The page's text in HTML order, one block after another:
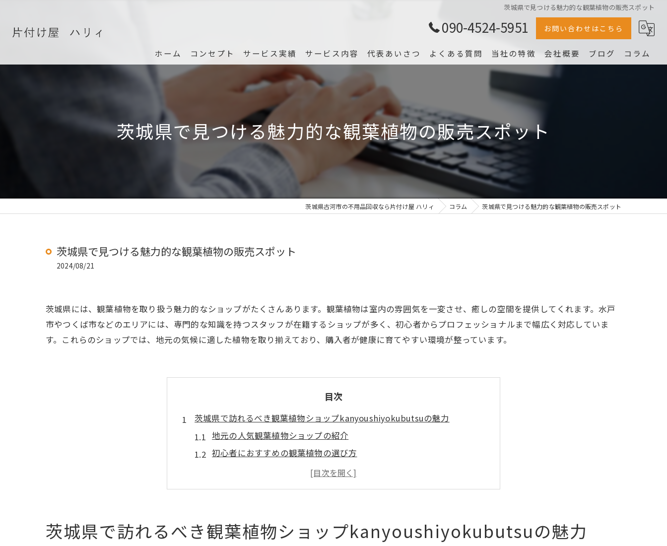
茨城県で見つける魅力的な観葉植物の販売スポット
090-4524-5951 お問い合わせはこちら
ホーム コンセプト サービス実績 サービス内容 代表あいさつ よくある質問 当社の特徴
家具
片付け
洗濯機
会社概要 ブログ コラム
茨城県で見つける魅力的な観葉植物の販売スポット
茨城県古河市の不用品回収なら片付け屋 ハリィ コラム 茨城県で見つける魅力的な観葉植物の販売スポット
茨城県で見つける魅力的な観葉植物の販売スポット
2024/08/21
茨城県には、観葉植物を取り扱う魅力的なショップがたくさんあります。観葉植物は室内の雰囲気を一変させ、癒しの空間を提供してくれます。水戸
市やつくば市などのエリアには、専門的な知識を持つスタッフが在籍するショップが多く、初心者からプロフェッショナルまで幅広く対応していま
す。これらのショップでは、地元の気候に適した植物を取り揃えており、購入者が健康に育てやすい環境が整っています。
目次
茨城県で訪れるべき観葉植物ショップkanyoushiyokubutsuの魅力
地元の人気観葉植物ショップの紹介
初心者におすすめの観葉植物の選び方
プロフェッショナルスタッフがいるショップの特徴
ショップで提供されるアフターサービスの内容
地元の気候に適した観葉植物の種類
水戸市で見つかる地元に適した観葉植物の秘密
茨城県で訪れるべき観葉植物ショップkanyoushiyokubutsuの魅力